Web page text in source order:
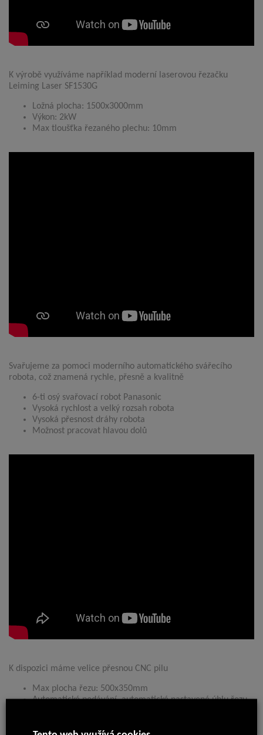
K výrobě využíváme například moderní laserovou řezačku
Leiming Laser SF1530G
Ložná plocha: 1500x3000mm
Výkon: 2kW
Max tloušťka řezaného plechu: 10mm
Svařujeme za pomoci moderního automatického svářecího
robota, což znamená rychle, přesně a kvalitně
6-ti osý svařovací robot Panasonic
Vysoká rychlost a velký rozsah robota
Vysoká přesnost dráhy robota
Možnost pracovat hlavou dolů
K dispozici máme velice přesnou CNC pilu
Max plocha řezu: 500x350mm
Automatické podávání, automatické nastavené úhlu řezu